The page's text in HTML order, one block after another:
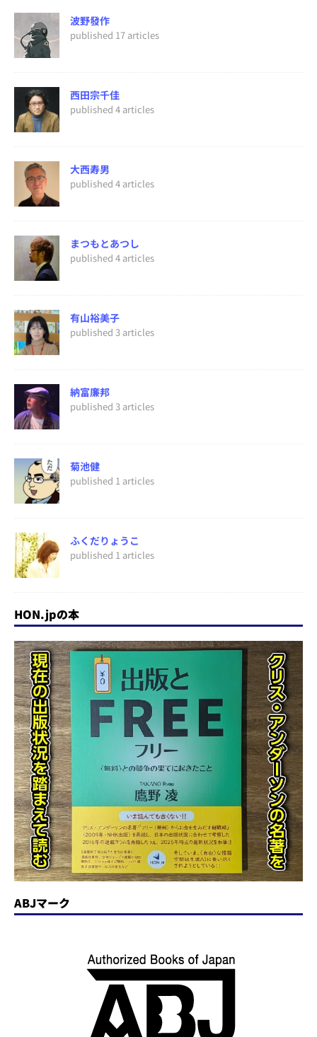
波野發作
published 17 articles
西田宗千佳
published 4 articles
大西寿男
published 4 articles
まつもとあつし
published 4 articles
有山裕美子
published 3 articles
納富廉邦
published 3 articles
菊池健
published 1 articles
ふくだりょうこ
published 1 articles
HON.jpの本
ABJマーク